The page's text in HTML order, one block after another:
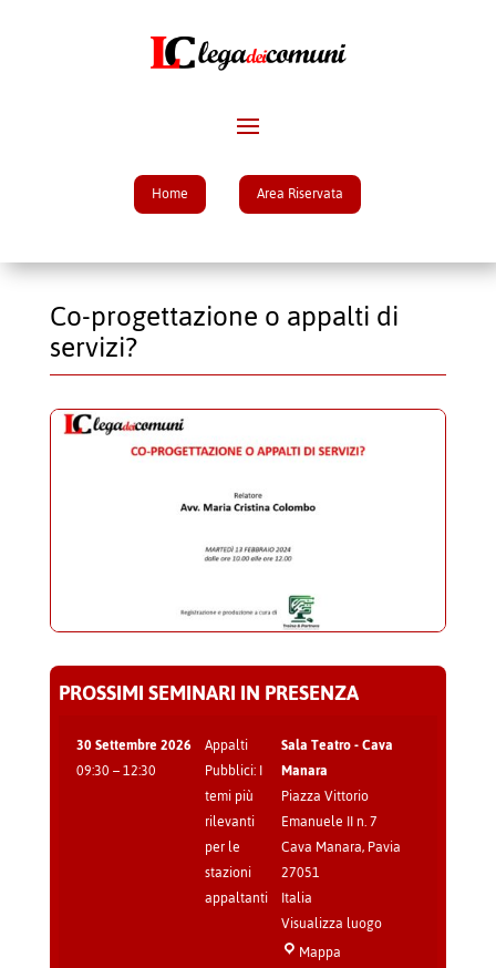
Home Area Riservata
Co-progettazione o appalti di
servizi?
PROSSIMI SEMINARI IN PRESENZA
30 Settembre 2026
09:30–12:30
Appalti
Pubblici: I
temi più
rilevanti
per le
stazioni
appaltanti
Sala Teatro - Cava
Manara
Piazza Vittorio
Emanuele II n. 7
Cava Manara,Pavia
27051
Italia
Visualizza luogo
Mappa